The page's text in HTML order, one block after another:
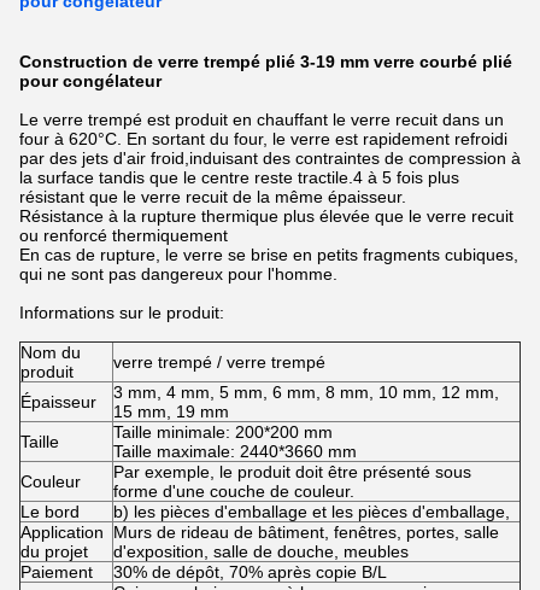
Construction de verre trempé plié 3-19 mm verre courbé plié
pour congélateur
Le verre trempé est produit en chauffant le verre recuit dans un
four à 620°C. En sortant du four, le verre est rapidement refroidi
par des jets d'air froid,induisant des contraintes de compression à
la surface tandis que le centre reste tractile.4 à 5 fois plus
résistant que le verre recuit de la même épaisseur.
Résistance à la rupture thermique plus élevée que le verre recuit
ou renforcé thermiquement
En cas de rupture, le verre se brise en petits fragments cubiques,
qui ne sont pas dangereux pour l'homme.
Informations sur le produit:
Nom du
produit
verre trempé / verre trempé
Épaisseur
3 mm, 4 mm, 5 mm, 6 mm, 8 mm, 10 mm, 12 mm,
15 mm, 19 mm
Taille
Taille minimale: 200*200 mm
Taille maximale: 2440*3660 mm
Couleur
Par exemple, le produit doit être présenté sous
forme d'une couche de couleur.
Le bord
b) les pièces d'emballage et les pièces d'emballage,
Application
du projet
Murs de rideau de bâtiment, fenêtres, portes, salle
d'exposition, salle de douche, meubles
Paiement
30% de dépôt, 70% après copie B/L